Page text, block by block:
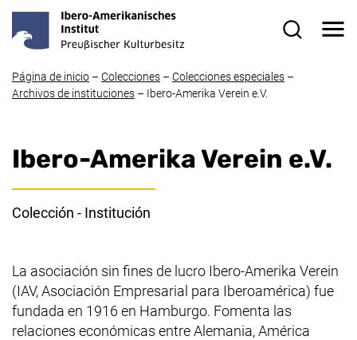
Página de inicio – Colecciones – Colecciones especiales –
Archivos de instituciones – Ibero-Amerika Verein e.V.
Ibero-Amerika Verein e.V.
Colección - Institución
La asociación sin fines de lucro Ibero-Amerika Verein
(IAV, Asociación Empresarial para Iberoamérica) fue
fundada en 1916 en Hamburgo. Fomenta las
relaciones económicas entre Alemania, América